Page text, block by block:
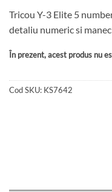
Tricou Y-3 Elite 5
detaliu numeric si
În prezent, acest produs nu
Cod SKU: KS7642